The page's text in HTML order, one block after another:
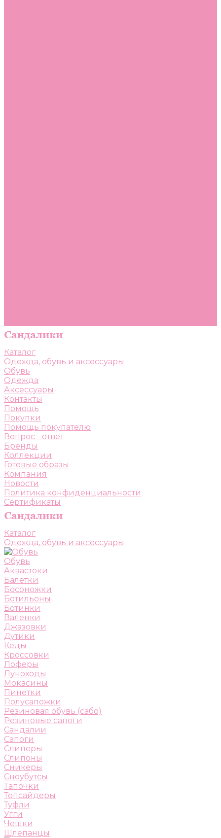
Каталог
Одежда, обувь и аксессуары
Обувь
Одежда
Аксессуары
Контакты
Помощь
Покупки
Помощь покупателю
Вопрос - ответ
Бренды
Коллекции
Готовые образы
Компания
Новости
Политика конфиденциальности
Сертификаты
Каталог
Одежда, обувь и аксессуары
Обувь
Аквастоки
Балетки
Босоножки
Ботильоны
Ботинки
Валенки
Джазовки
Дутики
Кеды
Кроссовки
Лоферы
Луноходы
Мокасины
Пинетки
Полусапожки
Резиновая обувь (сабо)
Резиновые сапоги
Сандалии
Сапоги
Слиперы
Слипоны
Сникеры
Сноубутсы
Тапочки
Топсайдеры
Туфли
Угги
Чешки
Шлепанцы